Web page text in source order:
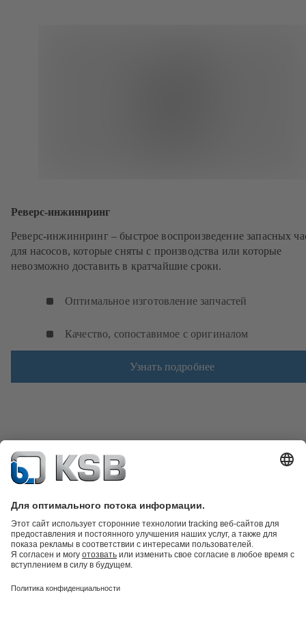
Реверс-инжиниринг
Реверс-инжиниринг – быстрое воспроизведение запасных
для насосов, которые сняты с производства или которые
невозможно доставить в кратчайшие сроки.
Оптимальное изготовление запчастей
Качество, сопоставимое с оригиналом
Узнать подробнее